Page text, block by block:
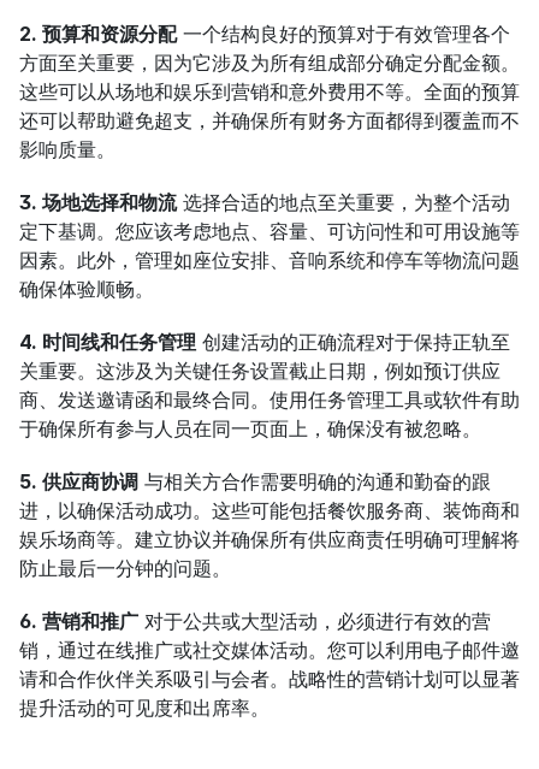
2. 预算和资源分配 一个结构良好的预算对于有效管理各个
方面至关重要，因为它涉及为所有组成部分确定分配金额。
这些可以从场地和娱乐到营销和意外费用不等。全面的预算
还可以帮助避免超支，并确保所有财务方面都得到覆盖而不
影响质量。
3. 场地选择和物流 选择合适的地点至关重要，为整个活动
定下基调。您应该考虑地点、容量、可访问性和可用设施等
因素。此外，管理如座位安排、音响系统和停车等物流问题
确保体验顺畅。
4. 时间线和任务管理 创建活动的正确流程对于保持正轨至
关重要。这涉及为关键任务设置截止日期，例如预订供应
商、发送邀请函和最终合同。使用任务管理工具或软件有助
于确保所有参与人员在同一页面上，确保没有被忽略。
5. 供应商协调 与相关方合作需要明确的沟通和勤奋的跟
进，以确保活动成功。这些可能包括餐饮服务商、装饰商和
娱乐场商等。建立协议并确保所有供应商责任明确可理解将
防止最后一分钟的问题。
6. 营销和推广 对于公共或大型活动，必须进行有效的营
销，通过在线推广或社交媒体活动。您可以利用电子邮件邀
请和合作伙伴关系吸引与会者。战略性的营销计划可以显著
提升活动的可见度和出席率。